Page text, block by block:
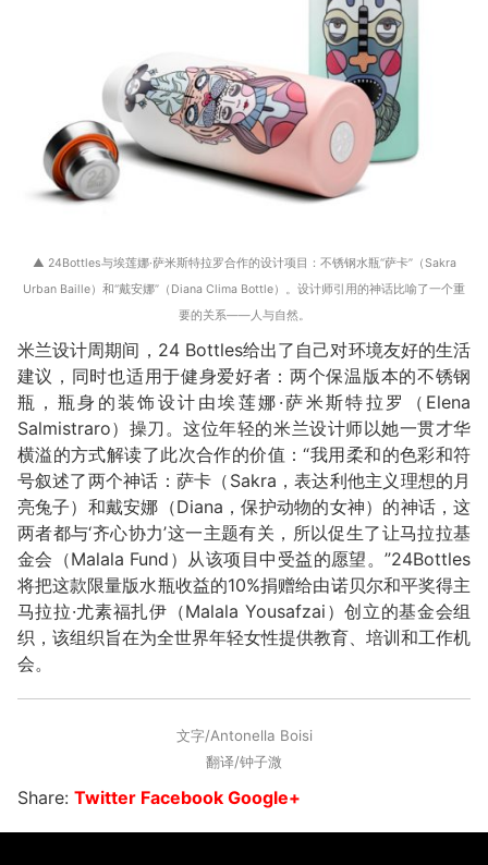
▲ 24Bottles与埃莲娜·萨米斯特拉罗合作的设计项目：不锈钢水瓶“萨卡”（Sakra
Urban Baille）和“戴安娜”（Diana Clima Bottle）。设计师引用的神话比喻了一个重
要的关系——人与自然。
米兰设计周期间，24 Bottles给出了自己对环境友好的生活
建议，同时也适用于健身爱好者：两个保温版本的不锈钢
瓶，瓶身的装饰设计由埃莲娜·萨米斯特拉罗（Elena
Salmistraro）操刀。这位年轻的米兰设计师以她一贯才华
横溢的方式解读了此次合作的价值：“我用柔和的色彩和符
号叙述了两个神话：萨卡（Sakra，表达利他主义理想的月
亮兔子）和戴安娜（Diana，保护动物的女神）的神话，这
两者都与‘齐心协力’这一主题有关，所以促生了让马拉拉基
金会（Malala Fund）从该项目中受益的愿望。”24Bottles
将把这款限量版水瓶收益的10%捐赠给由诺贝尔和平奖得主
马拉拉·尤素福扎伊（Malala Yousafzai）创立的基金会组
织，该组织旨在为全世界年轻女性提供教育、培训和工作机
会。
文字/Antonella Boisi
翻译/钟子溦
Share: Twitter Facebook Google+